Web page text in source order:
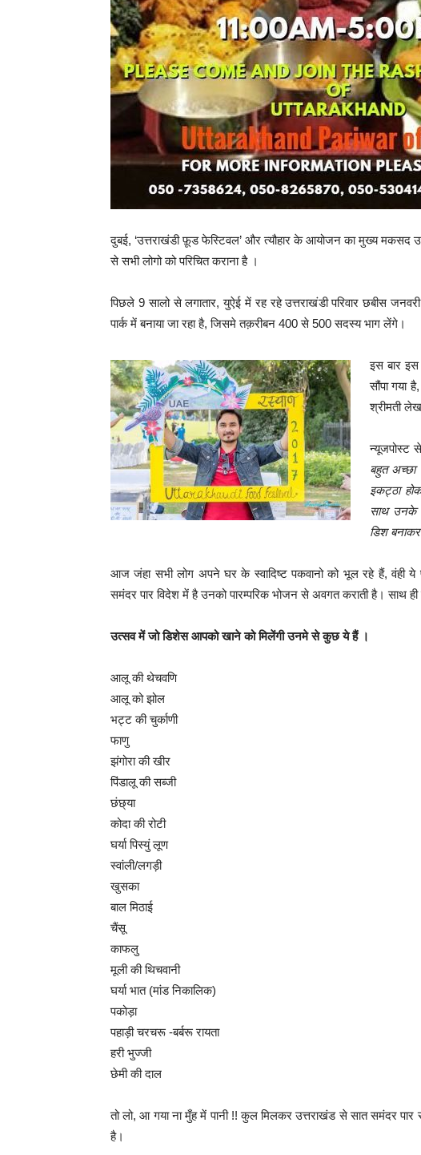
दुबई, ‘उत्तराखंडी फ़ूड फेस्टिवल’ और त्यौहार के आयोजन का मुख्य मकसद
से सभी लोगो को परिचित कराना है ।
पिछले 9 सालो से लगातार, युऐई में रह रहे उत्तराखंडी परिवार छबीस
पार्क में बनाया जा रहा है, जिसमे तक़रीबन 400 से 500 सदस्य भाग लेंगे।
इस बार इस
सौंपा गया
श्रीमती
न्यूजपोस्ट
बहुत अच्छा
इकट्ठा
साथ उनके
डिश
आज जंहा सभी लोग अपने घर के स्वादिष्ट पकवानो को भूल रहे हैं, वंही ये
समंदर पार विदेश में है उनको पारम्परिक भोजन से अवगत कराती है। साथ
उत्सव में जो डिशेस आपको खाने को मिलेंगी उनमे से कुछ ये हैं ।
आलू की थेचवणि
आलू को झोल
भट्ट की चुर्काणी
फाणु
झंगोरा की खीर
पिंडालू की सब्जी
छंछ्या
कोदा की रोटी
घर्या पिस्युं लूण
स्वांली/लगड़ी
खुसका
बाल मिठाई
चैंसू
काफलु
मूली की थिचवानी
घर्या भात (मांड निकालिक)
पकोड़ा
पहाड़ी चरचरू -बर्बरू रायता
हरी भुज्जी
छेमी की दाल
तो लो, आ गया ना मुँह में पानी !! कुल मिलकर उत्तराखंड से सात समंदर पार
है।